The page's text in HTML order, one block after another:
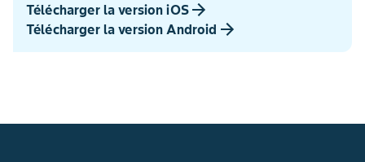
Télécharger la version iOS
Télécharger la version Android